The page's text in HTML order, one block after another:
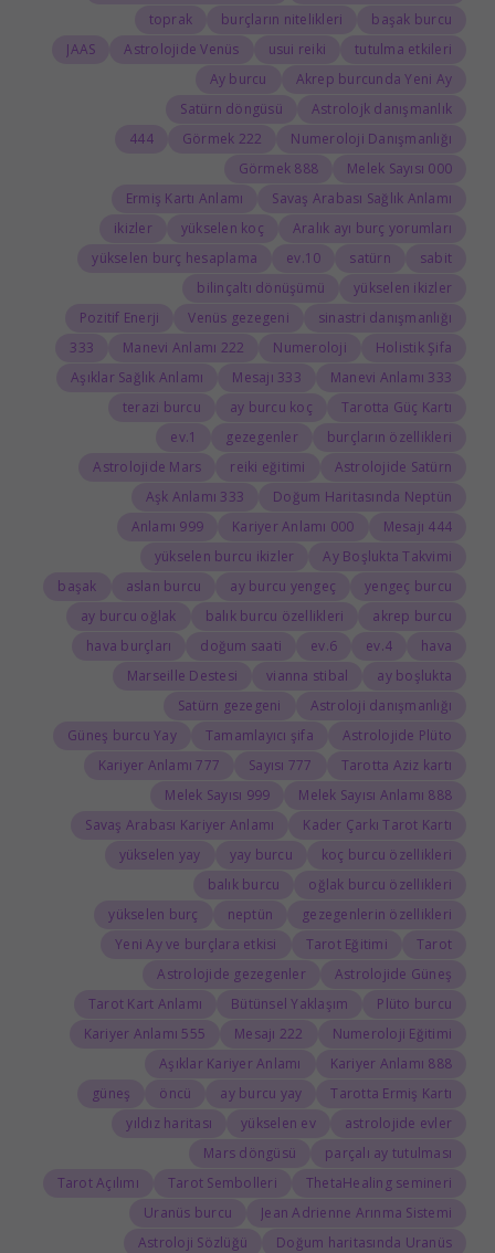
başak burcu
burçların nitelikleri
toprak
tutulma etkileri
usui reiki
Astrolojide Venüs
JAAS
Akrep burcunda Yeni Ay
Ay burcu
Astrolojk danışmanlık
Satürn döngüsü
Numeroloji Danışmanlığı
222 Görmek
444
000 Melek Sayısı
888 Görmek
Savaş Arabası Sağlık Anlamı
Ermiş Kartı Anlamı
Aralık ayı burç yorumları
yükselen koç
ikizler
sabit
satürn
10.ev
yükselen burç hesaplama
yükselen ikizler
bilinçaltı dönüşümü
sinastri danışmanlığı
Venüs gezegeni
Pozitif Enerji
Holistik Şifa
Numeroloji
222 Manevi Anlamı
333
333 Manevi Anlamı
333 Mesajı
Aşıklar Sağlık Anlamı
Tarotta Güç Kartı
ay burcu koç
terazi burcu
burçların özellikleri
gezegenler
1.ev
Astrolojide Satürn
reiki eğitimi
Astrolojide Mars
Doğum Haritasında Neptün
333 Aşk Anlamı
444 Mesajı
000 Kariyer Anlamı
999 Anlamı
Ay Boşlukta Takvimi
yükselen burcu ikizler
yengeç burcu
ay burcu yengeç
aslan burcu
başak
akrep burcu
balık burcu özellikleri
ay burcu oğlak
hava
4.ev
6.ev
doğum saati
hava burçları
ay boşlukta
vianna stibal
Marseille Destesi
Astroloji danışmanlığı
Satürn gezegeni
Astrolojide Plüto
Tamamlayıcı şifa
Güneş burcu Yay
Tarotta Aziz kartı
777 Sayısı
777 Kariyer Anlamı
888 Melek Sayısı Anlamı
999 Melek Sayısı
Kader Çarkı Tarot Kartı
Savaş Arabası Kariyer Anlamı
koç burcu özellikleri
yay burcu
yükselen yay
oğlak burcu özellikleri
balık burcu
gezegenlerin özellikleri
neptün
yükselen burç
Tarot
Tarot Eğitimi
Yeni Ay ve burçlara etkisi
Astrolojide Güneş
Astrolojide gezegenler
Plüto burcu
Bütünsel Yaklaşım
Tarot Kart Anlamı
Numeroloji Eğitimi
222 Mesajı
555 Kariyer Anlamı
888 Kariyer Anlamı
Aşıklar Kariyer Anlamı
Tarotta Ermiş Kartı
ay burcu yay
öncü
güneş
astrolojide evler
yükselen ev
yıldız haritası
parçalı ay tutulması
Mars döngüsü
ThetaHealing semineri
Tarot Sembolleri
Tarot Açılımı
Jean Adrienne Arınma Sistemi
Uranüs burcu
Doğum haritasında Uranüs
Astroloji Sözlüğü